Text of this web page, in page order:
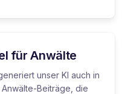
für Anwälte
unser KI auch in
Beiträge, die